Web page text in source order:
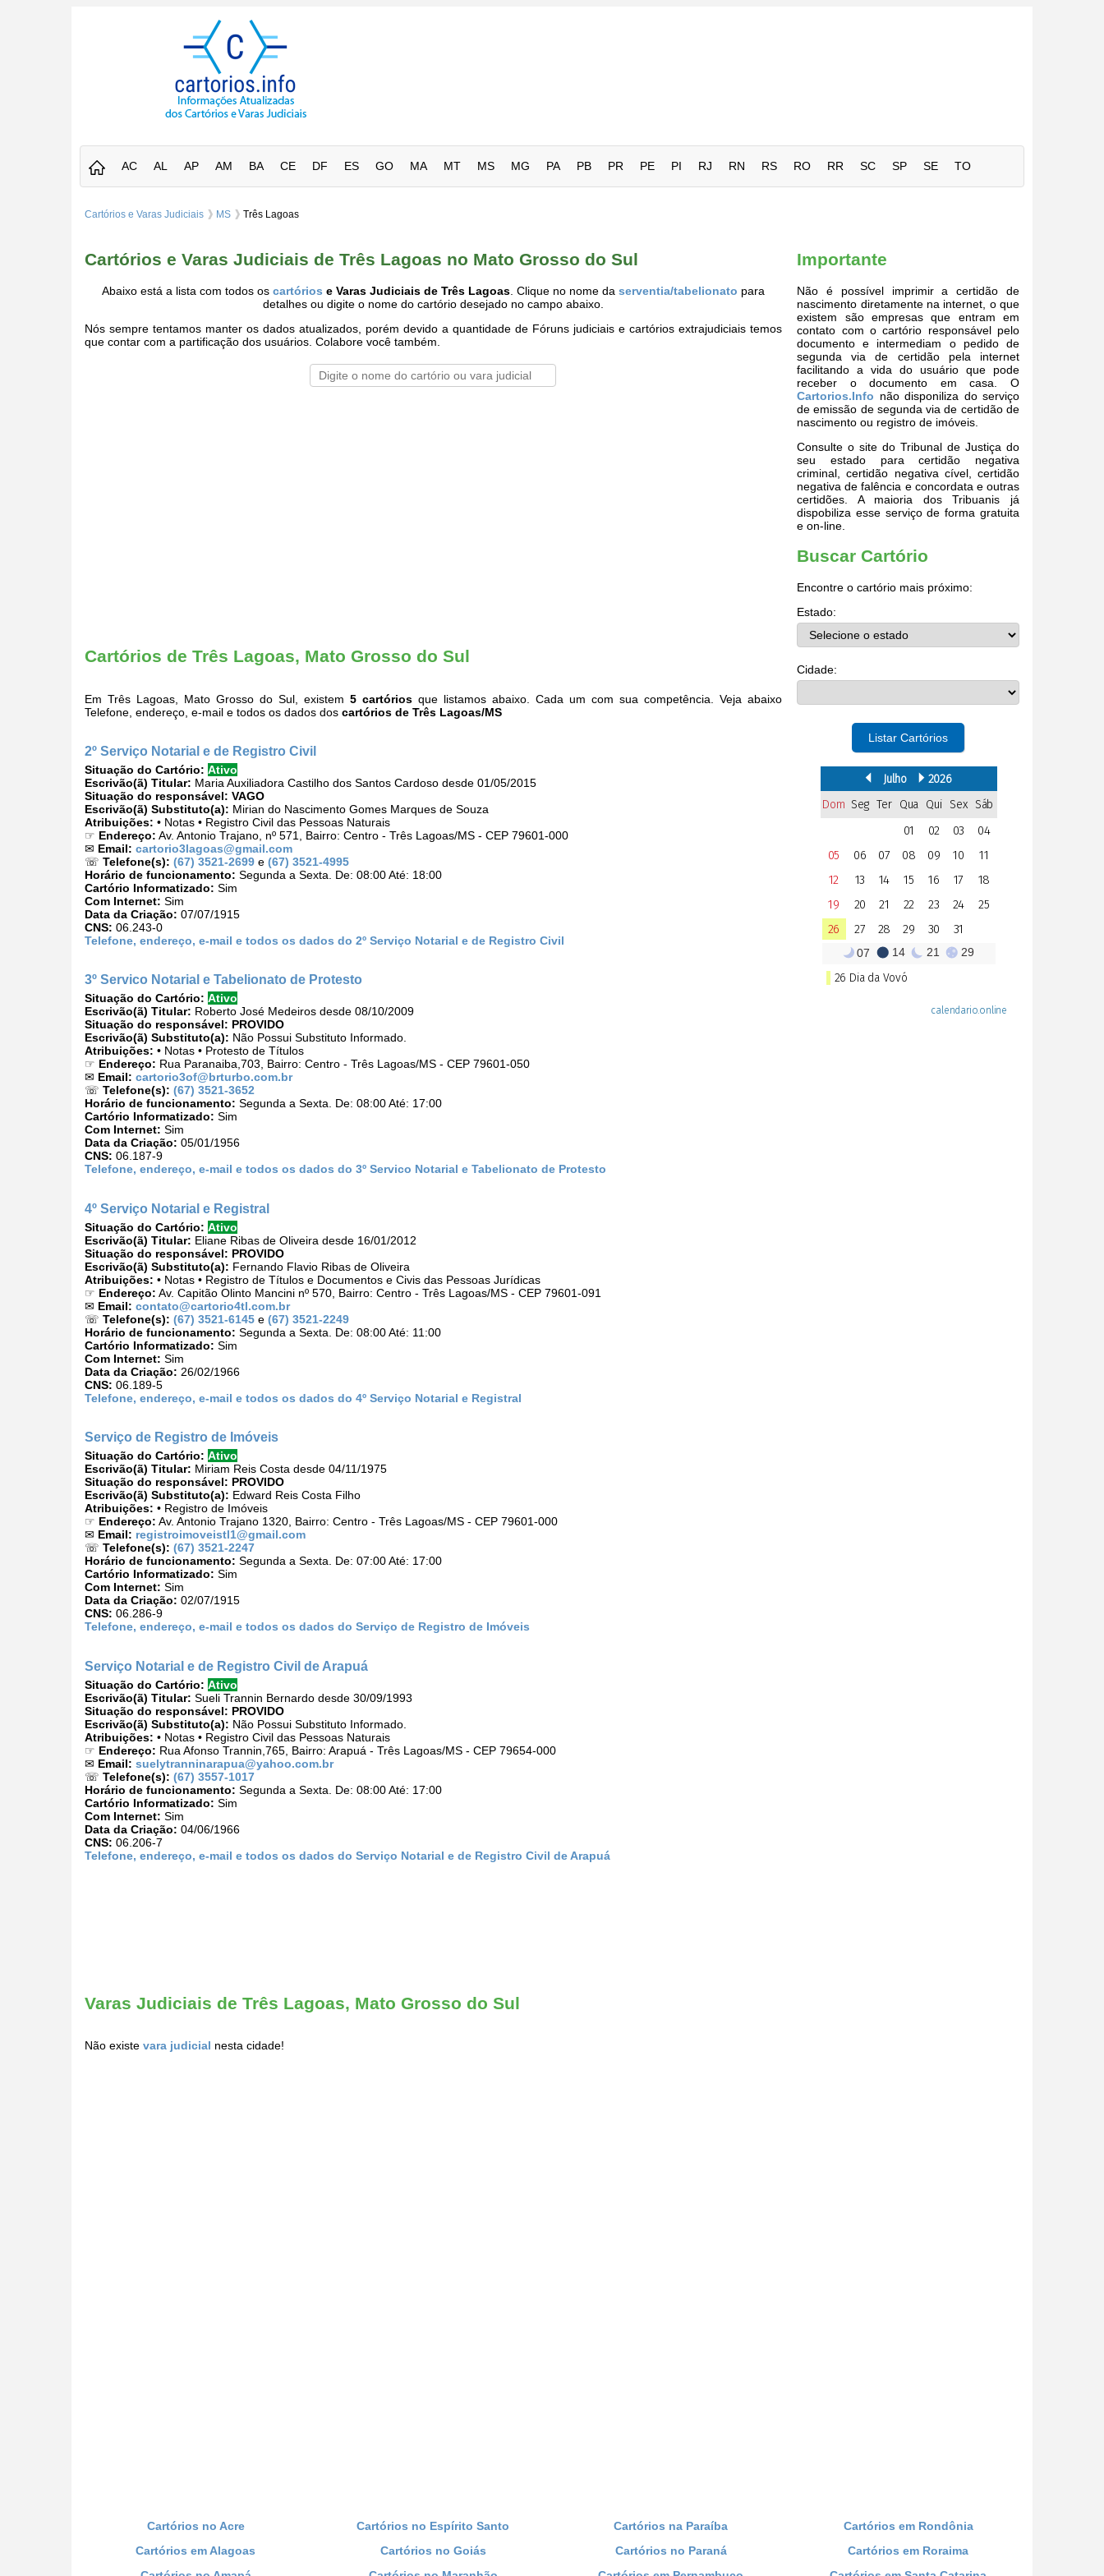
AC AL AP AM BA CE DF ES GO MA MT MS MG PA PB PR PE PI RJ RN RS RO RR SC SP SE TO
Cartórios e Varas Judiciais MS Três Lagoas
Cartórios e Varas Judiciais de Três Lagoas no Mato Grosso do Sul
Abaixo está a lista com todos os cartórios e Varas Judiciais de Três Lagoas. Clique no nome da serventia/tabelionato para
detalhes ou digite o nome do cartório desejado no campo abaixo.
Nós sempre tentamos manter os dados atualizados, porém devido a quantidade de Fóruns judiciais e cartórios extrajudiciais temos
que contar com a partificação dos usuários. Colabore você também.
Cartórios de Três Lagoas, Mato Grosso do Sul
Em Três Lagoas, Mato Grosso do Sul, existem 5 cartóriosque listamos abaixo. Cada um com sua competência. Veja abaixo
Telefone, endereço, e-mail e todos os dados dos cartórios de Três Lagoas/MS
2º Serviço Notarial e de Registro Civil
Situação do Cartório: Ativo
Escrivão(ã) Titular: Maria Auxiliadora Castilho dos Santos Cardoso desde 01/05/2015
Situação do responsável: VAGO
Escrivão(ã) Substituto(a): Mirian do Nascimento Gomes Marques de Souza
Atribuições: • Notas • Registro Civil das Pessoas Naturais
☞ Endereço: Av. Antonio Trajano, nº 571, Bairro: Centro - Três Lagoas/MS - CEP 79601-000
✉ Email: cartorio3lagoas@gmail.com
☏ Telefone(s): (67) 3521-2699 e (67) 3521-4995
Horário de funcionamento: Segunda a Sexta. De: 08:00 Até: 18:00
Cartório Informatizado: Sim
Com Internet: Sim
Data da Criação: 07/07/1915
CNS: 06.243-0
Telefone, endereço, e-mail e todos os dados do 2º Serviço Notarial e de Registro Civil
3º Servico Notarial e Tabelionato de Protesto
Situação do Cartório: Ativo
Escrivão(ã) Titular: Roberto José Medeiros desde 08/10/2009
Situação do responsável: PROVIDO
Escrivão(ã) Substituto(a): Não Possui Substituto Informado.
Atribuições: • Notas • Protesto de Títulos
☞ Endereço: Rua Paranaiba,703, Bairro: Centro - Três Lagoas/MS - CEP 79601-050
✉ Email: cartorio3of@brturbo.com.br
☏ Telefone(s): (67) 3521-3652
Horário de funcionamento: Segunda a Sexta. De: 08:00 Até: 17:00
Cartório Informatizado: Sim
Com Internet: Sim
Data da Criação: 05/01/1956
CNS: 06.187-9
Telefone, endereço, e-mail e todos os dados do 3º Servico Notarial e Tabelionato de Protesto
4º Serviço Notarial e Registral
Situação do Cartório: Ativo
Escrivão(ã) Titular: Eliane Ribas de Oliveira desde 16/01/2012
Situação do responsável: PROVIDO
Escrivão(ã) Substituto(a): Fernando Flavio Ribas de Oliveira
Atribuições: • Notas • Registro de Títulos e Documentos e Civis das Pessoas Jurídicas
☞ Endereço: Av. Capitão Olinto Mancini nº 570, Bairro: Centro - Três Lagoas/MS - CEP 79601-091
✉ Email: contato@cartorio4tl.com.br
☏ Telefone(s): (67) 3521-6145 e (67) 3521-2249
Horário de funcionamento: Segunda a Sexta. De: 08:00 Até: 11:00
Cartório Informatizado: Sim
Com Internet: Sim
Data da Criação: 26/02/1966
CNS: 06.189-5
Telefone, endereço, e-mail e todos os dados do 4º Serviço Notarial e Registral
Serviço de Registro de Imóveis
Situação do Cartório: Ativo
Escrivão(ã) Titular: Miriam Reis Costa desde 04/11/1975
Situação do responsável: PROVIDO
Escrivão(ã) Substituto(a): Edward Reis Costa Filho
Atribuições: • Registro de Imóveis
☞ Endereço: Av. Antonio Trajano 1320, Bairro: Centro - Três Lagoas/MS - CEP 79601-000
✉ Email: registroimoveistl1@gmail.com
☏ Telefone(s): (67) 3521-2247
Horário de funcionamento: Segunda a Sexta. De: 07:00 Até: 17:00
Cartório Informatizado: Sim
Com Internet: Sim
Data da Criação: 02/07/1915
CNS: 06.286-9
Telefone, endereço, e-mail e todos os dados do Serviço de Registro de Imóveis
Serviço Notarial e de Registro Civil de Arapuá
Situação do Cartório: Ativo
Escrivão(ã) Titular: Sueli Trannin Bernardo desde 30/09/1993
Situação do responsável: PROVIDO
Escrivão(ã) Substituto(a): Não Possui Substituto Informado.
Atribuições: • Notas • Registro Civil das Pessoas Naturais
☞ Endereço: Rua Afonso Trannin,765, Bairro: Arapuá - Três Lagoas/MS - CEP 79654-000
✉ Email: suelytranninarapua@yahoo.com.br
☏ Telefone(s): (67) 3557-1017
Horário de funcionamento: Segunda a Sexta. De: 08:00 Até: 17:00
Cartório Informatizado: Sim
Com Internet: Sim
Data da Criação: 04/06/1966
CNS: 06.206-7
Telefone, endereço, e-mail e todos os dados do Serviço Notarial e de Registro Civil de Arapuá
Varas Judiciais de Três Lagoas, Mato Grosso do Sul
Não existe vara judicial nesta cidade!
Importante
Não é possível imprimir a certidão de
nascimento diretamente na internet, o que
existem são empresas que entram em
contato com o cartório responsável pelo
documento e intermediam o pedido de
segunda via de certidão pela internet
facilitando a vida do usuário que pode
receber o documento em casa. O
Cartorios.Info não disponiliza do serviço
de emissão de segunda via de certidão de
nascimento ou registro de imóveis.
Consulte o site do Tribunal de Justiça do
seu estado para certidão negativa
criminal, certidão negativa cível, certidão
negativa de falência e concordata e outras
certidões. A maioria dos Tribuanis já
dispobiliza esse serviço de forma gratuita
e on-line.
Buscar Cartório
Encontre o cartório mais próximo:
Estado:
Cidade:
Listar Cartórios
Cartórios no Acre
Cartórios em Alagoas
Cartórios no Espírito Santo
Cartórios no Goiás
Cartórios na Paraíba
Cartórios no Paraná
Cartórios em Rondônia
Cartórios em Roraima